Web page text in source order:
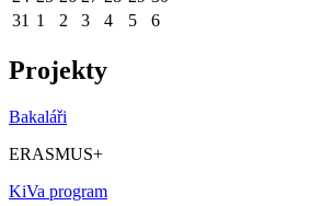
31 1 2 3 4 5 6
Projekty
Bakaláři
ERASMUS+
KiVa program